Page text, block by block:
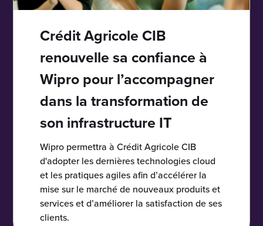
Crédit Agricole CIB
renouvelle sa confiance à
Wipro pour l’accompagner
dans la transformation de
son infrastructure IT
Wipro permettra à Crédit Agricole CIB
d'adopter les dernières technologies cloud
et les pratiques agiles afin d’accélérer la
mise sur le marché de nouveaux produits et
services et d’améliorer la satisfaction de ses
clients.